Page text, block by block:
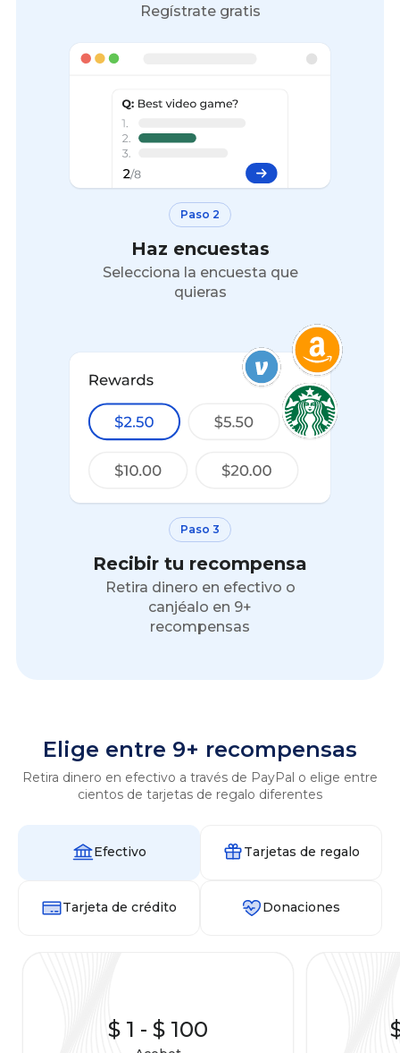
Regístrate gratis
Paso 2
Haz encuestas
Selecciona la encuesta que
quieras
Paso 3
Recibir tu recompensa
Retira dinero en efectivo o
canjéalo en 9+
recompensas
Elige entre 9+ recompensas
Retira dinero en efectivo a través de PayPal o elige entre
cientos de tarjetas de regalo diferentes
Efectivo Tarjetas de regalo
Tarjeta de crédito Donaciones
$ 1 -$ 100